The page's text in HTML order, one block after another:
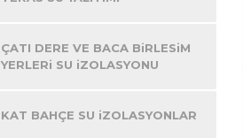
ÇATI DERE VE BACA BiRLESiM
YERLERi SU iZOLASYONU
KAT BAHÇE SU iZOLASYONLAR